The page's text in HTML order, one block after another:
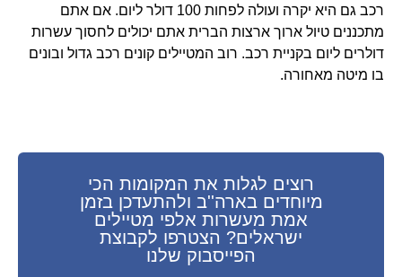
רכב גם היא יקרה ועולה לפחות 100 דולר ליום. אם אתם
מתכננים טיול ארוך ארצות הברית אתם יכולים לחסוך עשרות
דולרים ליום בקניית רכב. רוב המטיילים קונים רכב גדול ובונים
בו מיטה מאחורה.
רוצים לגלות את המקומות הכי
מיוחדים בארה''ב ולהתעדכן בזמן
אמת מעשרות אלפי מטיילים
ישראלים? הצטרפו לקבוצת
הפייסבוק שלנו